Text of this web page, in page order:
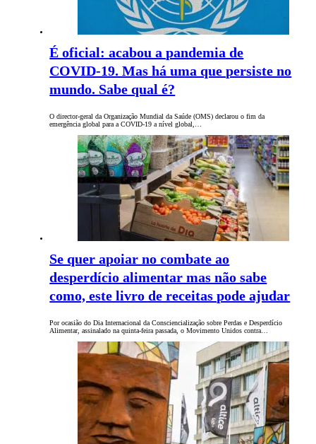
É oficial: acabou a pandemia de
COVID-19. Mas há uma que persiste no
mundo. Sabe qual é?
O director-geral da Organização Mundial da Saúde (OMS) declarou o fim da
emergência global para a COVID-19 a nível global,…
Se quer apoiar no combate ao
desperdício alimentar mas não sabe
como, este livro de receitas pode ajudar
Por ocasião do Dia Internacional da Consciencialização sobre Perdas e Desperdício
Alimentar, assinalado na quinta-feira passada, o Movimento Unidos contra…